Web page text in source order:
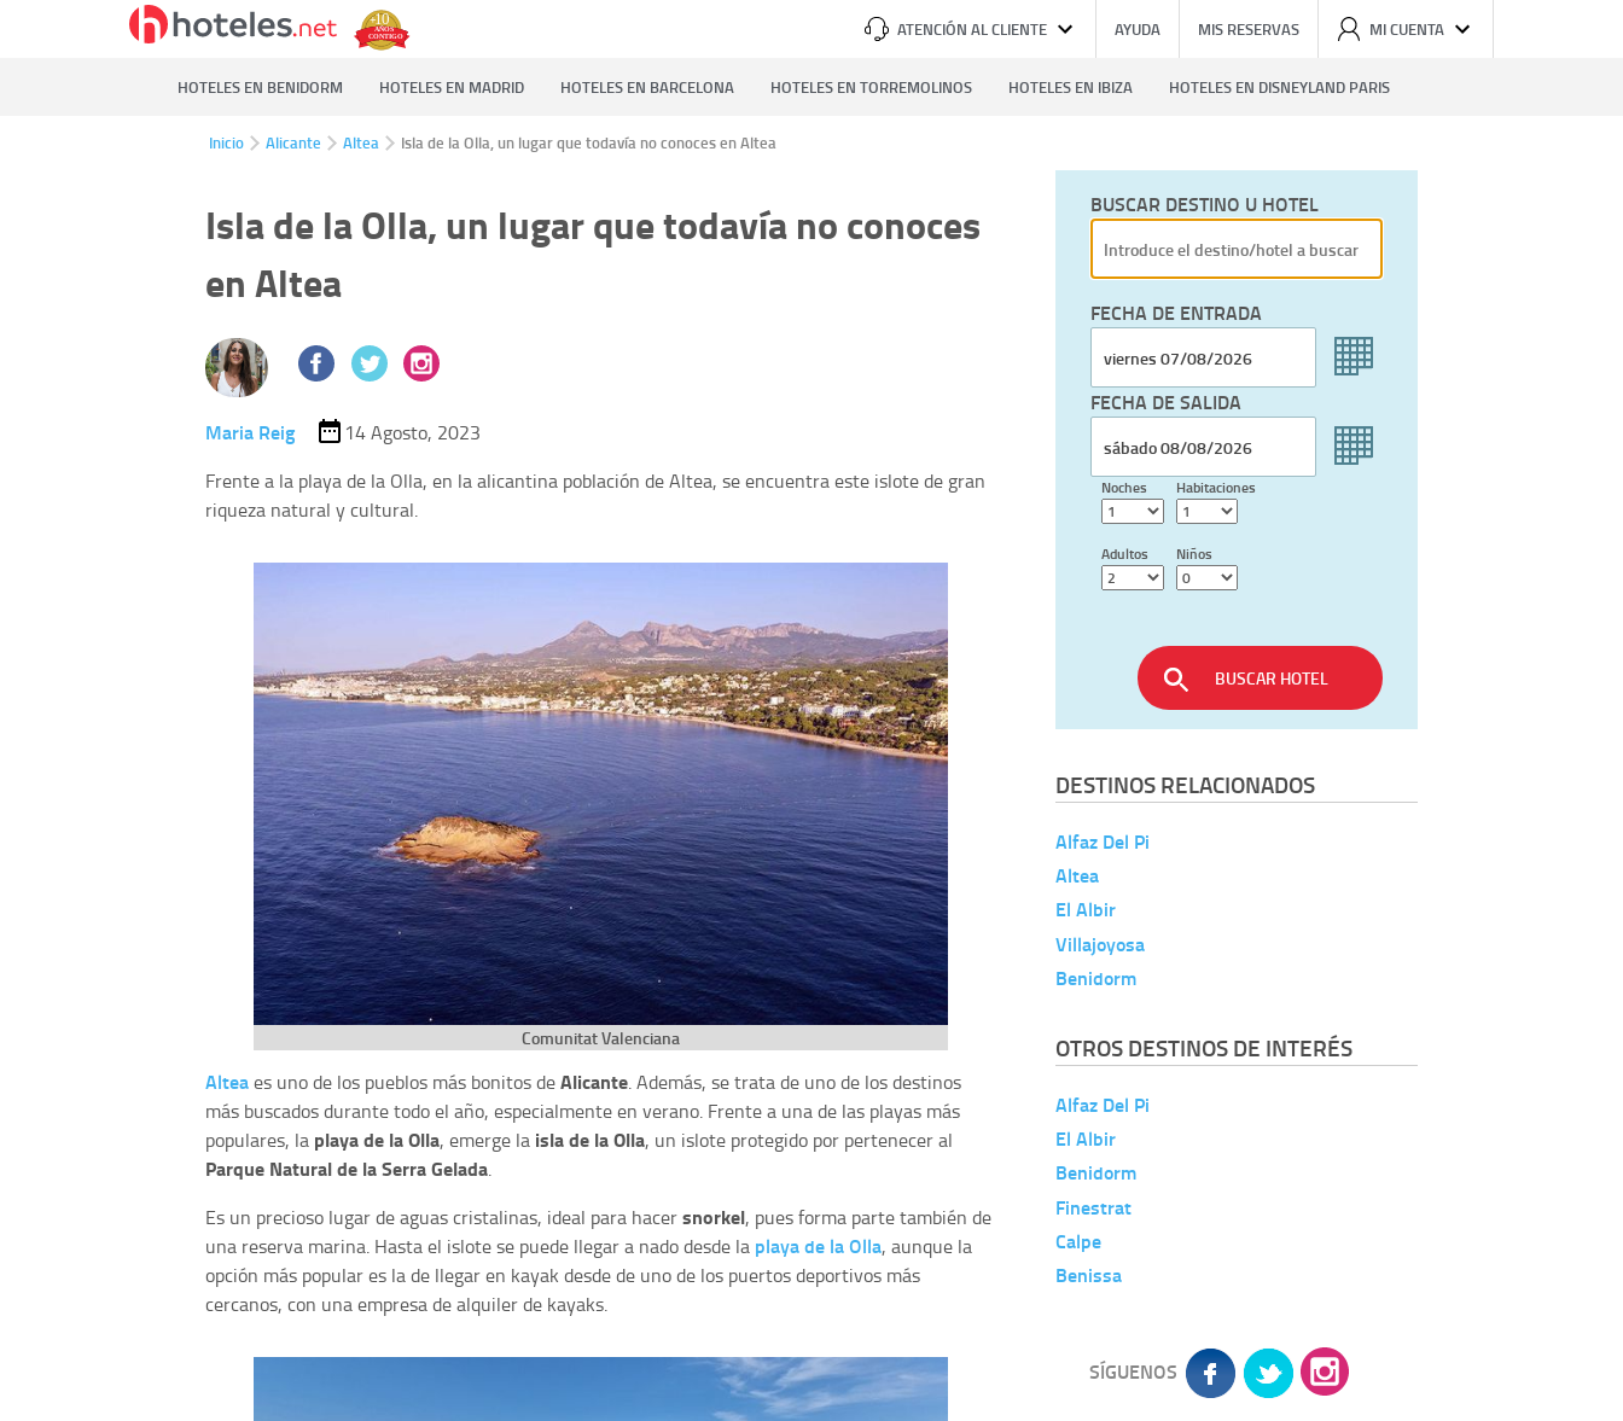
ATENCIÓN AL CLIENTE AYUDA MIS RESERVAS MI CUENTA
HOTELES EN BENIDORM HOTELES EN MADRID HOTELES EN BARCELONA HOTELES EN TORREMOLINOS HOTELES EN IBIZA HOTELES EN DISNEYLAND PARIS
Inicio Alicante Altea Isla de la Olla, un lugar que todavía no conoces en Altea
Isla de la Olla, un lugar que todavía no conoces
en Altea
Maria Reig
14 Agosto, 2023
Frente a la playa de la Olla, en la alicantina población de Altea, se encuentra este islote de gran
riqueza natural y cultural.
Comunitat Valenciana
Alteaes uno de los pueblos más bonitos deAlicante. Además, se trata de uno de los destinos
más buscados durante todo el año, especialmente en verano. Frente a una de las playas más
populares, la playa de la Olla, emerge la isla de la Olla, un islote protegido por pertenecer al
Parque Natural de la Serra Gelada.
Es un precioso lugar de aguas cristalinas, ideal para hacersnorkel, pues forma parte también de
una reserva marina. Hasta el islote se puede llegar a nado desde la playa de la Olla, aunque la
opción más popular es la de llegar en kayak desde de uno de los puertos deportivos más
cercanos, con una empresa de alquiler de kayaks.
BUSCAR DESTINO U HOTEL
FECHA DE ENTRADA
FECHA DE SALIDA
Noches Habitaciones
Adultos Niños
BUSCAR HOTEL
DESTINOS RELACIONADOS
Alfaz Del Pi
Altea
El Albir
Villajoyosa
Benidorm
OTROS DESTINOS DE INTERÉS
Alfaz Del Pi
El Albir
Benidorm
Finestrat
Calpe
Benissa
SÍGUENOS